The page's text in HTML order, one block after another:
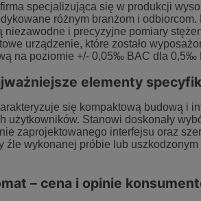
5+
419,00 zł
Cena regularna:499,00 zł
specjalizująca się w produkcji
różnym branżom i
i precyzyjne pomiary
urządzenie, które zostało
na poziomie +/- 0,05‰ BAC dla 0,5‰
elementy
się kompaktową budową i
użytkowników. Stanowi doskonały
zaprojektowanego interfejsu oraz
wykonanej próbie lub
– cena i opinie